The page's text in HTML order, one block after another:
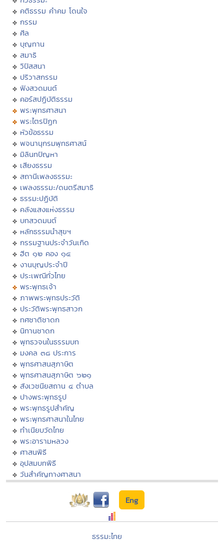
คติธรรม คำคม โดนใจ
กรรม
ศีล
บุญทาน
สมาธิ
วิปัสสนา
ปริวาสกรรม
ฟังสวดมนต์
คอร์สปฏิบัติธรรม
พระพุทธศาสนา
พระไตรปิฏก
หัวข้อธรรม
พจนานุกรมพุทธศาสน์
มิลินทปัญหา
เสียงธรรม
สถานีเพลงธรรมะ
เพลงธรรมะ/ดนตรีสมาธิ
ธรรมะปฏิบัติ
คลังแสงแห่งธรรม
บทสวดมนต์
หลักธรรมนำสุขฯ
กรรมฐานประจำวันเกิด
ฮีต ๑๒ คอง ๑๔
งานบุญประจำปี
ประเพณีทั่วไทย
พระพุทธเจ้า
ภาพพระพุทธประวัติ
ประวัติพระพุทธสาวก
ทศชาติชาดก
นิทานชาดก
พุทธวจนในธรรมบท
มงคล ๓๘ ประการ
พุทธศาสนสุภาษิต
พุทธศาสนสุภาษิต ๖๒๑
สังเวชนียสถาน ๔ ตำบล
ปางพระพุทธรูป
พระพุทธรูปสำคัญ
พระพุทธศาสนาในไทย
ทำเนียบวัดไทย
พระอารามหลวง
ศาสนพิธี
อุปสมบทพิธี
วันสำคัญทางศาสนา
Eng
ธรรมะไทย